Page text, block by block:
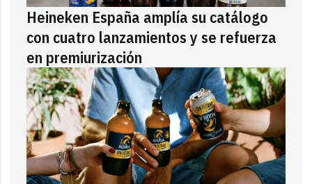
Heineken España amplía su catálogo
con cuatro lanzamientos y se refuerza
en premiurización